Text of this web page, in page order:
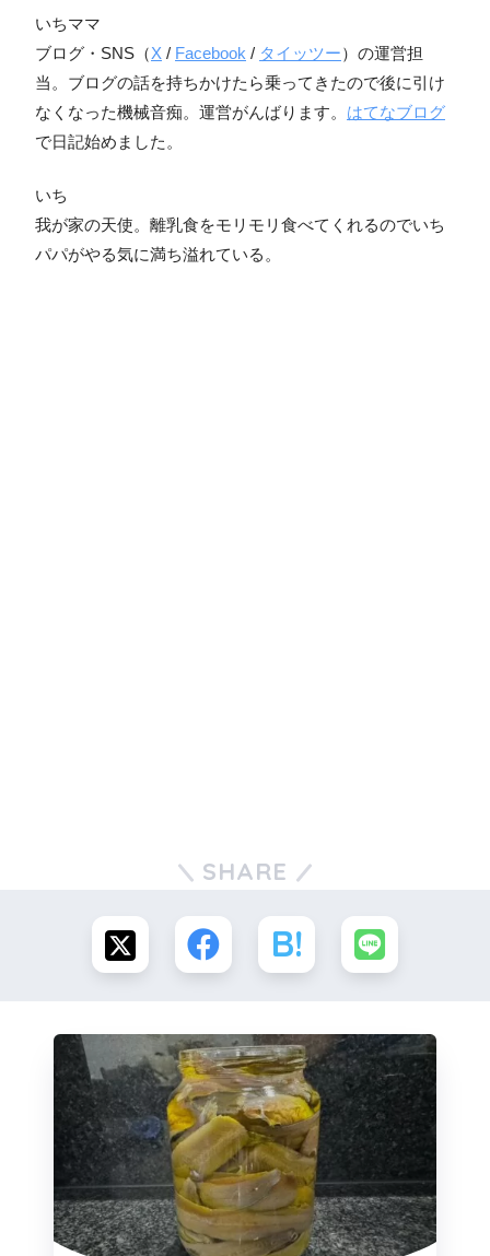
いちママ
ブログ・SNS（X / Facebook / タイッツー）の運営担
当。ブログの話を持ちかけたら乗ってきたので後に引け
なくなった機械音痴。運営がんばります。 はてなブログ
で日記始めました。
いち
我が家の天使。離乳食をモリモリ食べてくれるのでいち
パパがやる気に満ち溢れている。
SHARE